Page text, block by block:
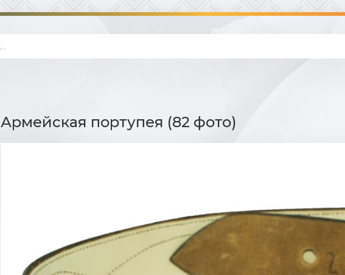
Армейская портупея (82 фото)